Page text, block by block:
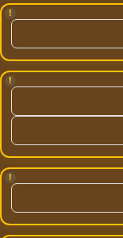
!
!
!